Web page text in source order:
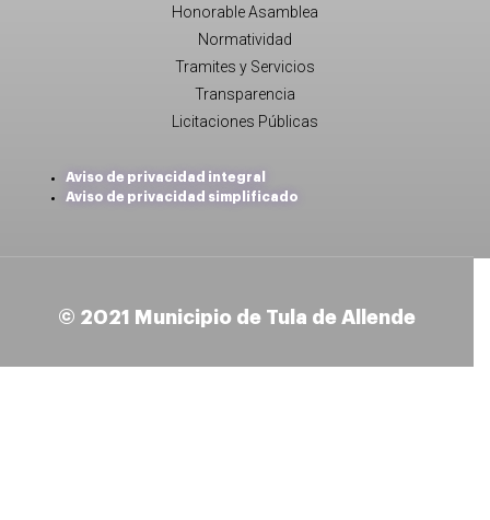
Honorable Asamblea
Normatividad
Tramites y Servicios
Transparencia
Licitaciones Públicas
Aviso de privacidad integral
Aviso de privacidad simplificado
© 2021 Municipio de Tula de Allende